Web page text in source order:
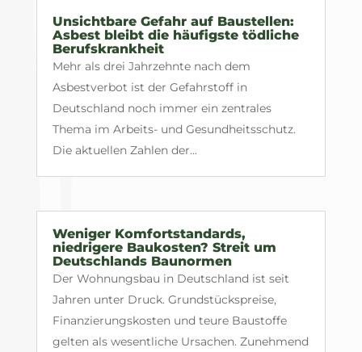
Unsichtbare Gefahr auf Baustellen:
Asbest bleibt die häufigste tödliche
Berufskrankheit
Mehr als drei Jahrzehnte nach dem
Asbestverbot ist der Gefahrstoff in
Deutschland noch immer ein zentrales
Thema im Arbeits- und Gesundheitsschutz.
Die aktuellen Zahlen der...
Weniger Komfortstandards,
niedrigere Baukosten? Streit um
Deutschlands Baunormen
Der Wohnungsbau in Deutschland ist seit
Jahren unter Druck. Grundstückspreise,
Finanzierungskosten und teure Baustoffe
gelten als wesentliche Ursachen. Zunehmend